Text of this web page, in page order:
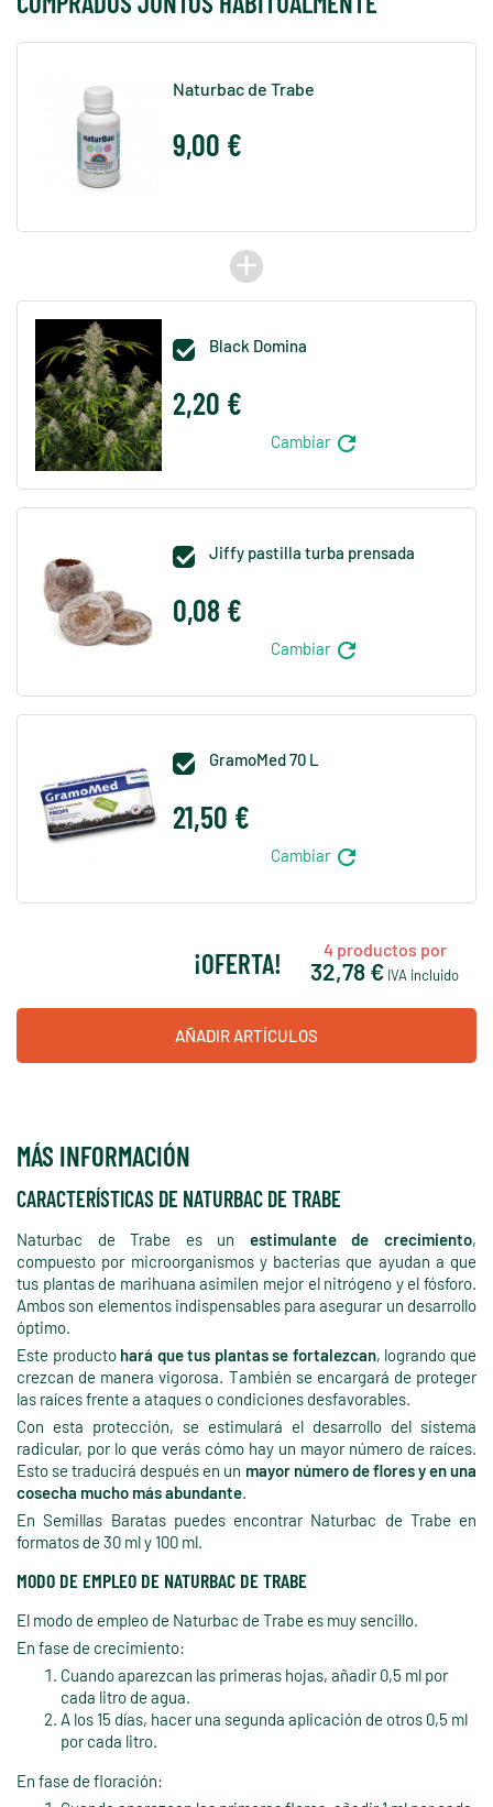
Naturbac de Trabe
9,00 €
add
 Black Domina
2,20 €
Cambiar refresh
 Jiffy pastilla turba prensada
0,08 €
Cambiar refresh
 GramoMed 70 L
21,50 €
Cambiar refresh
¡OFERTA! 4productos por
32,78 € IVA incluido
AÑADIR ARTÍCULOS
MÁS INFORMACIÓN
CARACTERÍSTICAS DE NATURBAC DE TRABE
Naturbac de Trabe es un estimulante de crecimiento,
compuesto por microorganismos y bacterias que ayudan a que
tus plantas de marihuana asimilen mejor el nitrógeno y el fósforo.
Ambos son elementos indispensables para asegurar un desarrollo
óptimo.
Este producto hará que tus plantas se fortalezcan, logrando que
crezcan de manera vigorosa. También se encargará de proteger
las raíces frente a ataques o condiciones desfavorables.
Con esta protección, se estimulará el desarrollo del sistema
radicular, por lo que verás cómo hay un mayor número de raíces.
Esto se traducirá después en un mayor número de flores y en una
cosecha mucho más abundante.
En Semillas Baratas puedes encontrar Naturbac de Trabe en
formatos de 30 ml y 100 ml.
MODO DE EMPLEO DE NATURBAC DE TRABE
El modo de empleo de Naturbac de Trabe es muy sencillo.
En fase de crecimiento:
Cuando aparezcan las primeras hojas, añadir 0,5 ml por
cada litro de agua.
A los 15 días, hacer una segunda aplicación de otros 0,5 ml
por cada litro.
En fase de floración: